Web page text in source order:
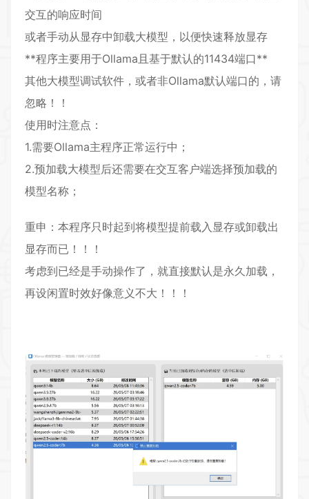
交互的响应时间
或者手动从显存中卸载大模型，以便快速释放显存
**程序主要用于Ollama且基于默认的11434端口**
其他大模型调试软件，或者非Ollama默认端口的，请
忽略！！
使用时注意点：
1.需要Ollama主程序正常运行中；
2.预加载大模型后还需要在交互客户端选择预加载的
模型名称；
重申：本程序只时起到将模型提前载入显存或卸载出
显存而已！！！
考虑到已经是手动操作了，就直接默认是永久加载，
再设闲置时效好像意义不大！！！